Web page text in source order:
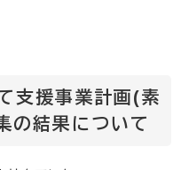
支援事業計画(素
の結果について